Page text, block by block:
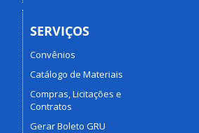
SERVIÇOS
Convênios
Catálogo de Materiais
Compras, Licitações e
Contratos
Gerar Boleto GRU